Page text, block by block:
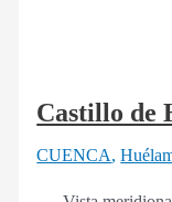
Castillo de
CUENCA,